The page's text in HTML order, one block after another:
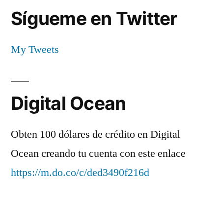
Sígueme en Twitter
My Tweets
Digital Ocean
Obten 100 dólares de crédito en Digital
Ocean creando tu cuenta con este enlace
https://m.do.co/c/ded3490f216d